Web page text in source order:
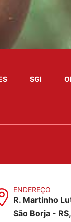
SGI
ENDEREÇO
R. Martinho
São Borja -